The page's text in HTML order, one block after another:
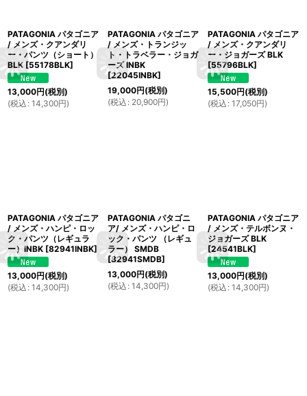
PATAGONIA パタゴニア
/ メンズ・クアンダリ
ー・パンツ（ショート）
BLK [55178BLK]
13,000円(税別)
(税込 : 14,300円)
PATAGONIA パタゴニア
/ メンズ・トランジッ
ト・トラベラー・ジョガ
ーズ INBK
[22045INBK]
19,000円(税別)
(税込 : 20,900円)
PATAGONIA パタゴニア
/ メンズ・クアンダリ
ー・ジョガーズ BLK
[55796BLK]
15,500円(税別)
(税込 : 17,050円)
PATAGONIA パタゴニア
/ メンズ・ハンピ・ロッ
ク・パンツ（レギュラ
ー）INBK [82941INBK]
13,000円(税別)
(税込 : 14,300円)
PATAGONIA パタゴニ
ア/ メンズ・ハンピ・ロ
ック・パンツ （レギュ
ラー） SMDB
[82941SMDB]
13,000円(税別)
(税込 : 14,300円)
PATAGONIA パタゴニア
/ メンズ・テルボンヌ・
ジョガーズ BLK
[24541BLK]
13,000円(税別)
(税込 : 14,300円)